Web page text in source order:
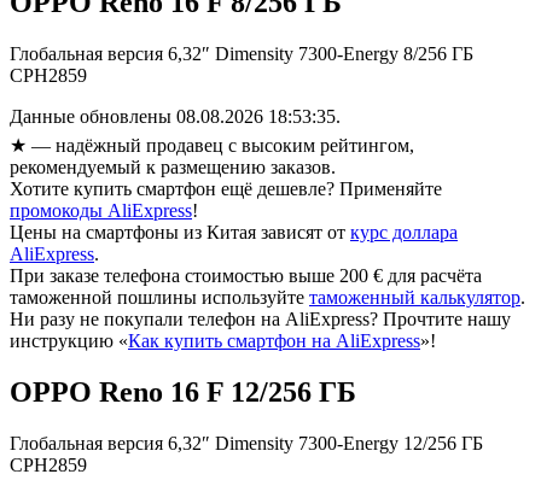
Глобальная версия 6,32″ Dimensity 7300-Energy 8/256 ГБ
CPH2859
Данные обновлены 08.08.2026 18:53:35.
★ — надёжный продавец с высоким рейтингом,
рекомендуемый к размещению заказов.
Хотите купить смартфон ещё дешевле? Применяйте
промокоды AliExpress!
Цены на смартфоны из Китая зависят от курс доллара
AliExpress.
При заказе телефона стоимостью выше 200 € для расчёта
таможенной пошлины используйте таможенный калькулятор.
Ни разу не покупали телефон на AliExpress? Прочтите нашу
инструкцию «Как купить смартфон на AliExpress»!
OPPO Reno 16 F 12/256 ГБ
Глобальная версия 6,32″ Dimensity 7300-Energy 12/256 ГБ
CPH2859